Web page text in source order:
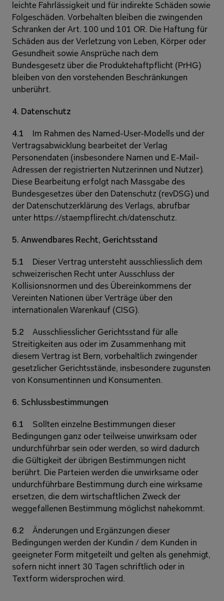
leichte Fahrlässigkeit und für indirekte Schäden sowie
Folgeschäden. Vorbehalten bleiben die zwingenden
Schranken der Art. 100 und 101 OR. Die Haftung für
Schäden aus der Verletzung von Leben, Körper oder
Gesundheit sowie Ansprüche nach dem
Bundesgesetz über die Produktehaftpflicht (PrHG)
bleiben von den vorstehenden Beschränkungen
unberührt.
4. Datenschutz
4.1
Im Rahmen des Named-User-Modells und der
Vertragsabwicklung bearbeitet der Verlag
Personendaten (insbesondere Namen und E-Mail-
Adressen der registrierten Nutzerinnen und Nutzer).
Diese Bearbeitung erfolgt nach Massgabe des
Bundesgesetzes über den Datenschutz (revDSG) und
der Datenschutzerklärung des Verlags, abrufbar
unter https://staempflirecht.ch/datenschutz.
5. Anwendbares Recht, Gerichtsstand
5.1
Dieser Vertrag untersteht ausschliesslich dem
schweizerischen Recht unter Ausschluss der
Kollisionsnormen und des Übereinkommens der
Vereinten Nationen über Verträge über den
internationalen Warenkauf (CISG).
5.2 Ausschliesslicher Gerichtsstand für alle
Streitigkeiten aus oder im Zusammenhang mit
diesem Vertrag ist Bern, vorbehaltlich zwingender
gesetzlicher Gerichtsstände, insbesondere zugunsten
von Konsumentinnen und Konsumenten.
6. Schlussbestimmungen
6.1 Sollten einzelne Bestimmungen dieser
Bedingungen ganz oder teilweise unwirksam oder
undurchführbar sein oder werden, so wird dadurch
die Gültigkeit der übrigen Bestimmungen nicht
berührt. Die Parteien werden die unwirksame oder
undurchführbare Bestimmung durch eine wirksame
ersetzen, die dem wirtschaftlichen Zweck der
weggefallenen Bestimmung möglichst nahekommt.
6.2 Änderungen und Ergänzungen dieser
Bedingungen werden der Kundin / dem Kunden in
geeigneter Form mitgeteilt und gelten als genehmigt,
sofern nicht innert 30 Tagen schriftlich oder in
Textform widersprochen wird.